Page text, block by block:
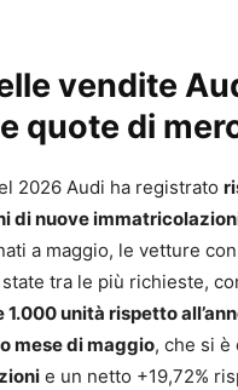
vendite
quote di
2026 Audi ha registrato
di nuove
a maggio, le vetture
tra le più richieste,
unità rispetto
mese di maggio, che si è
e un netto +19,72%